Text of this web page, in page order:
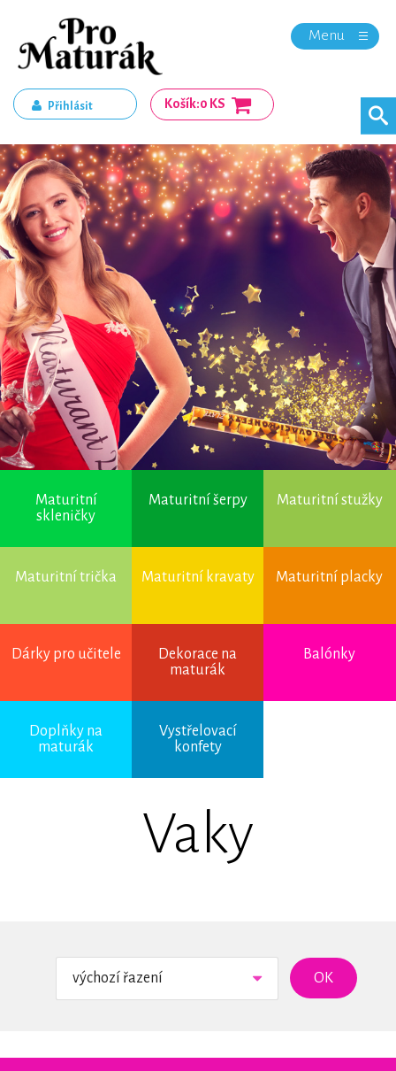
Menu
Přihlásit Košík:0 KS
Maturitní
skleničky
Maturitní šerpy Maturitní stužky
Maturitní trička Maturitní kravaty Maturitní placky
Dárky pro učitele
Dekorace na
maturák
Balónky
Doplňky na
maturák
Vystřelovací
konfety
Vaky
výchozí řazení